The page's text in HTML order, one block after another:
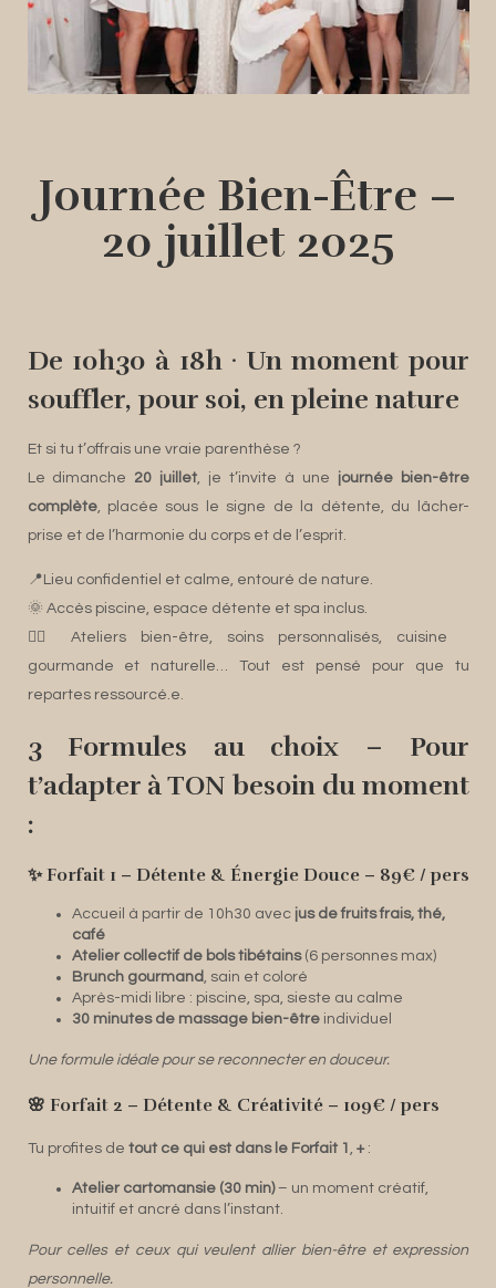
Journée Bien-Être –
20 juillet 2025
De 10h30 à 18h · Un moment pour
souffler, pour soi, en pleine nature
Et si tu t’offrais une vraie parenthèse ?
Le dimanche 20 juillet, je t’invite à une journée bien-être
complète, placée sous le signe de la détente, du lâcher-
prise et de l’harmonie du corps et de l’esprit.
📍Lieu confidentiel et calme, entouré de nature.
🌞 Accès piscine, espace détente et spa inclus.
🧘‍♀️ Ateliers bien-être, soins personnalisés, cuisine
gourmande et naturelle… Tout est pensé pour que tu
repartes ressourcé.e.
3 Formules au choix – Pour
t’adapter à TON besoin du moment
:
✨ Forfait 1 – Détente & Énergie Douce – 89€ / pers
Accueil à partir de 10h30 avec jus de fruits frais, thé,
café
Atelier collectif de bols tibétains(6 personnes max)
Brunch gourmand , sain et coloré
Après-midi libre : piscine, spa, sieste au calme
30 minutes de massage bien-êtreindividuel
Une formule idéale pour se reconnecter en douceur.
🌸 Forfait 2 – Détente & Créativité – 109€ / pers
Tu profites de tout ce qui est dans le Forfait 1 , +:
Atelier cartomansie (30 min)– un moment créatif,
intuitif et ancré dans l’instant.
Pour celles et ceux qui veulent allier bien-être et expression
personnelle.